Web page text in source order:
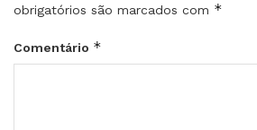
obrigatórios são marcados com *
Comentário *